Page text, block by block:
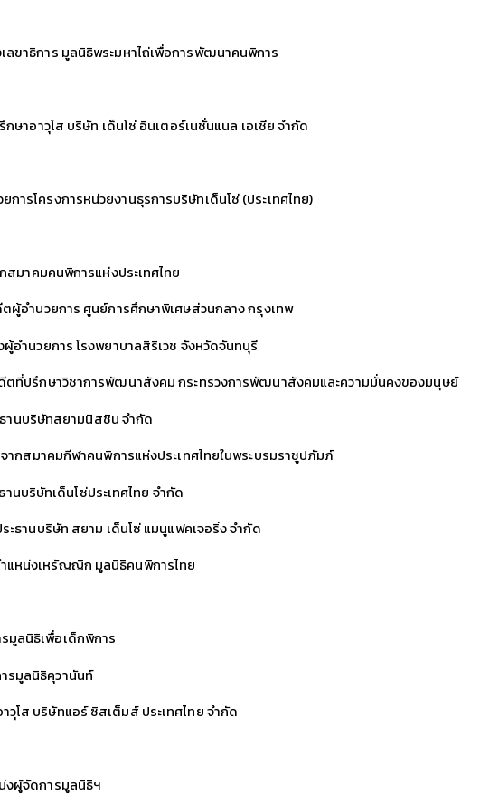
ขาธิการ มูลนิธิพระมหาไถ่เพื่อการพัฒนาคนพิการ
ษาอาวุโส บริษัท เด็นโซ่ อินเตอร์เนชั่นแนล เอเชีย จำกัด
ารโครงการหน่วยงานธุรการบริษัทเด็นโซ่ (ประเทศไทย)
าคมคนพิการแห่งประเทศไทย
อำนวยการ ศูนย์การศึกษาพิเศษส่วนกลาง กรุงเทพ
นวยการ โรงพยาบาลสิริเวช จังหวัดจันทบุรี
ตที่ปรึกษาวิชาการพัฒนาสังคม กระทรวงการพัฒนาสังคมและความมั่นคงของมนุษย์
นบริษัทสยามนิสชิน จำกัด
สมาคมกีฬาคนพิการแห่งประเทศไทยในพระบรมราชูปภัมภ์
บริษัทเด็นโซ่ประเทศไทย จำกัด
ธานบริษัท สยาม เด็นโซ่ แมนูแฟคเจอริ่ง จำกัด
แหน่งเหรัญญิก มูลนิธิคนพิการไทย
มูลนิธิเพื่อเด็กพิการ
รมูลนิธิคุวานันท์
ส บริษัทแอร์ ซิสเต็มส์ ประเทศไทย จำกัด
งผู้จัดการมูลนิธิฯ